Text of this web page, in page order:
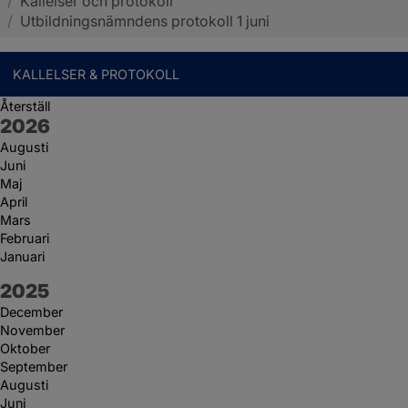
/ Utbildningsnämndens protokoll 1 juni
KALLELSER & PROTOKOLL
Återställ
År:
2026
Augusti
Juni
Maj
April
Mars
Februari
Januari
År:
2025
December
November
Oktober
September
Augusti
Juni